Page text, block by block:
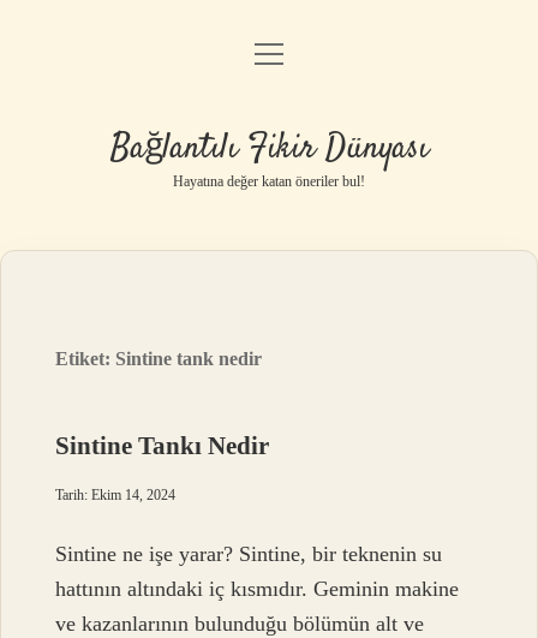
Anasayfa
Yasal Uyarı
menüyü
Bağlantılı Fikir Dünyası
Hayatına değer katan öneriler bul!
Etiket: Sintine tank nedir
Sintine Tankı Nedir
Tarih: Ekim 14, 2024
Sintine ne işe yarar? Sintine, bir teknenin su
hattının altındaki iç kısmıdır. Geminin makine
ve kazanlarının bulunduğu bölümün alt ve